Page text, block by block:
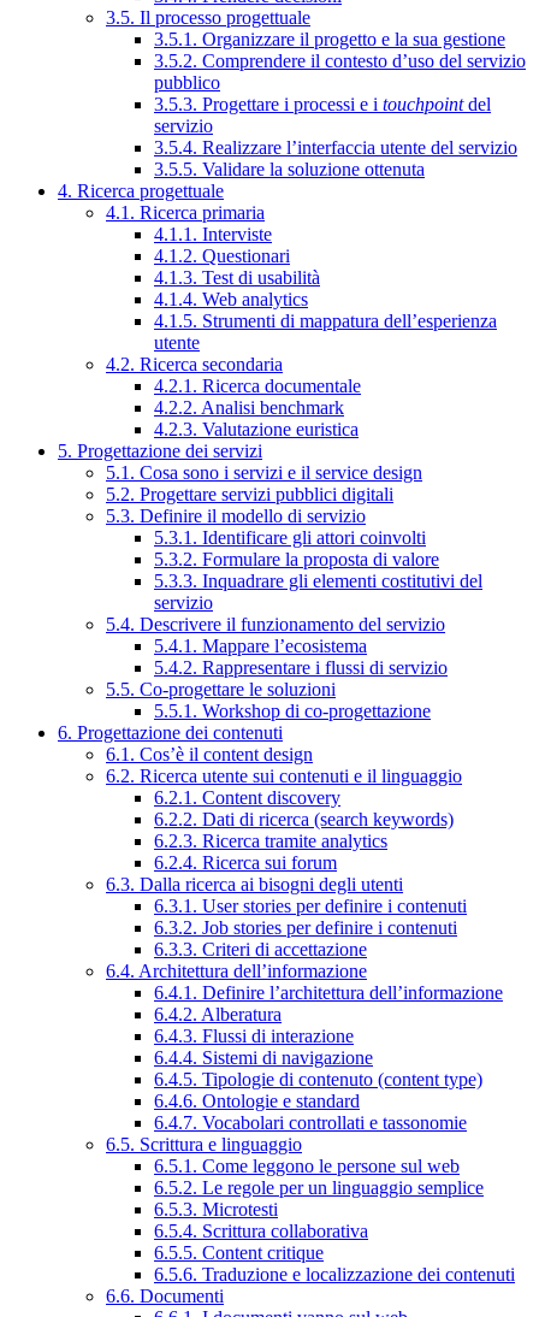
3.5. Il processo progettuale
3.5.1. Organizzare il progetto e la sua gestione
3.5.2. Comprendere il contesto d’uso del servizio
pubblico
3.5.3. Progettare i processi e i touchpointdel
servizio
3.5.4. Realizzare l’interfaccia utente del servizio
3.5.5. Validare la soluzione ottenuta
4. Ricerca progettuale
4.1. Ricerca primaria
4.1.1. Interviste
4.1.2. Questionari
4.1.3. Test di usabilità
4.1.4. Web analytics
4.1.5. Strumenti di mappatura dell’esperienza
utente
4.2. Ricerca secondaria
4.2.1. Ricerca documentale
4.2.2. Analisi benchmark
4.2.3. Valutazione euristica
5. Progettazione dei servizi
5.1. Cosa sono i servizi e il service design
5.2. Progettare servizi pubblici digitali
5.3. Definire il modello di servizio
5.3.1. Identificare gli attori coinvolti
5.3.2. Formulare la proposta di valore
5.3.3. Inquadrare gli elementi costitutivi del
servizio
5.4. Descrivere il funzionamento del servizio
5.4.1. Mappare l’ecosistema
5.4.2. Rappresentare i flussi di servizio
5.5. Co-progettare le soluzioni
5.5.1. Workshop di co-progettazione
6. Progettazione dei contenuti
6.1. Cos’è il content design
6.2. Ricerca utente sui contenuti e il linguaggio
6.2.1. Content discovery
6.2.2. Dati di ricerca (search keywords)
6.2.3. Ricerca tramite analytics
6.2.4. Ricerca sui forum
6.3. Dalla ricerca ai bisogni degli utenti
6.3.1. User stories per definire i contenuti
6.3.2. Job stories per definire i contenuti
6.3.3. Criteri di accettazione
6.4. Architettura dell’informazione
6.4.1. Definire l’architettura dell’informazione
6.4.2. Alberatura
6.4.3. Flussi di interazione
6.4.4. Sistemi di navigazione
6.4.5. Tipologie di contenuto (content type)
6.4.6. Ontologie e standard
6.4.7. Vocabolari controllati e tassonomie
6.5. Scrittura e linguaggio
6.5.1. Come leggono le persone sul web
6.5.2. Le regole per un linguaggio semplice
6.5.3. Microtesti
6.5.4. Scrittura collaborativa
6.5.5. Content critique
6.5.6. Traduzione e localizzazione dei contenuti
6.6. Documenti